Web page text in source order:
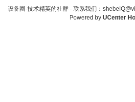
设备圈-技术精英的社群 - 联系我们：
Powered by UCenter